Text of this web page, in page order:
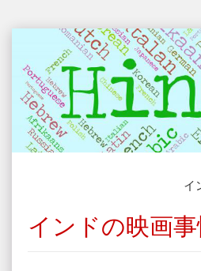
イ
インドの映画